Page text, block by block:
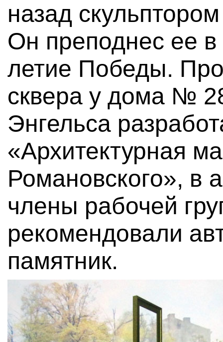
назад
Он преподнес ее
летие Победы.
сквера у дома №
Энгельса
«Архитектурная
Романовского», в
члены рабочей
рекомендовали
памятник.